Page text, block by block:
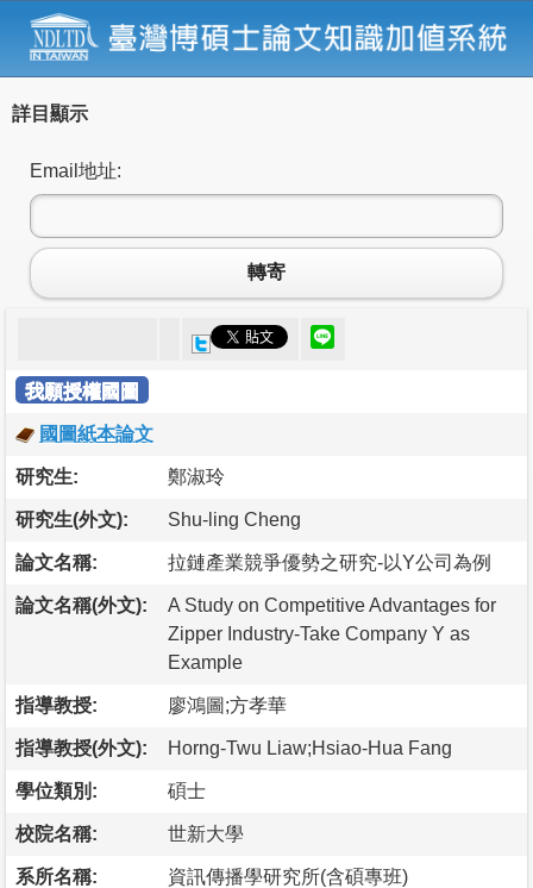
詳目顯示
Email地址:
轉寄
我願授權國圖
國圖紙本論文
研究生: 鄭淑玲
研究生(外文): Shu-ling Cheng
論文名稱: 拉鏈產業競爭優勢之研究-以Y公司為例
論文名稱(外文):
A Study on Competitive Advantages for
Zipper Industry-Take Company Y as
Example
指導教授: 廖鴻圖;方孝華
指導教授(外文): Horng-Twu Liaw;Hsiao-Hua Fang
學位類別: 碩士
校院名稱: 世新大學
系所名稱: 資訊傳播學研究所(含碩專班)